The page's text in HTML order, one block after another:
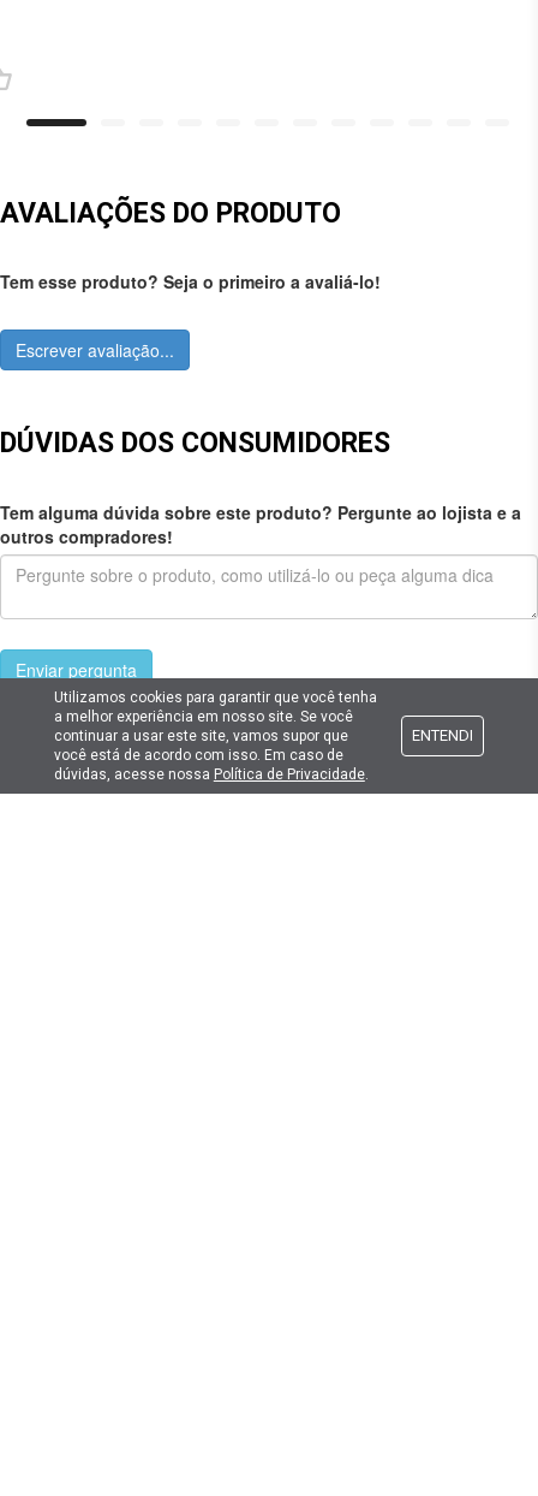
AVALIAÇÕES DO PRODUTO
Tem esse produto? Seja o primeiro a avaliá-lo!
Escrever avaliação...
DÚVIDAS DOS CONSUMIDORES
Tem alguma dúvida sobre este produto? Pergunte ao lojista e a
outros compradores!
Enviar pergunta
Cadastre seu e-mail
Utilizamos cookies para garantir que você tenha
a melhor experiência em nosso site. Se você
continuar a usar este site, vamos supor que
você está de acordo com isso. Em caso de
dúvidas, acesse nossa Política de Privacidade.
ENTENDI